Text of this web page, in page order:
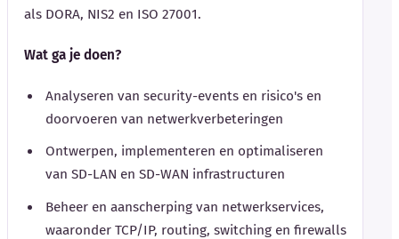
als DORA, NIS2 en ISO 27001.
Wat ga je doen?
Analyseren van security-events en risico's en
doorvoeren van netwerkverbeteringen
Ontwerpen, implementeren en optimaliseren
van SD-LAN en SD-WAN infrastructuren
Beheer en aanscherping van netwerkservices,
waaronder TCP/IP, routing, switching en firewalls